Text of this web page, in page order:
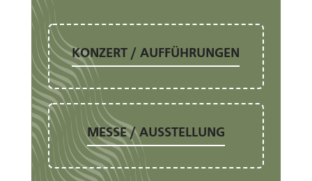
KONZERT / AUFFÜHRUNGEN
MESSE / AUSSTELLUNG